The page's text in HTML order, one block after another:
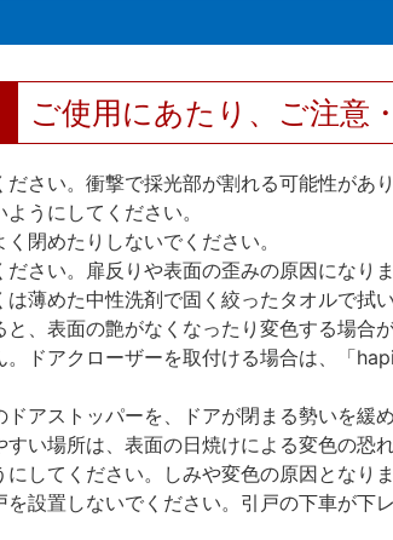
ご使用にあたり、ご注意
さい。衝撃で採光部が割れる可能性があり
うにしてください。
閉めたりしないでください。
さい。扉反りや表面の歪みの原因になりま
薄めた中性洗剤で固く絞ったタオルで拭い
、表面の艶がなくなったり変色する場合
ドアクローザーを取付ける場合は、「
アストッパーを、ドアが閉まる勢いを緩
い場所は、表面の日焼けによる変色の恐
してください。しみや変色の原因となりま
設置しないでください。引戸の下車が下